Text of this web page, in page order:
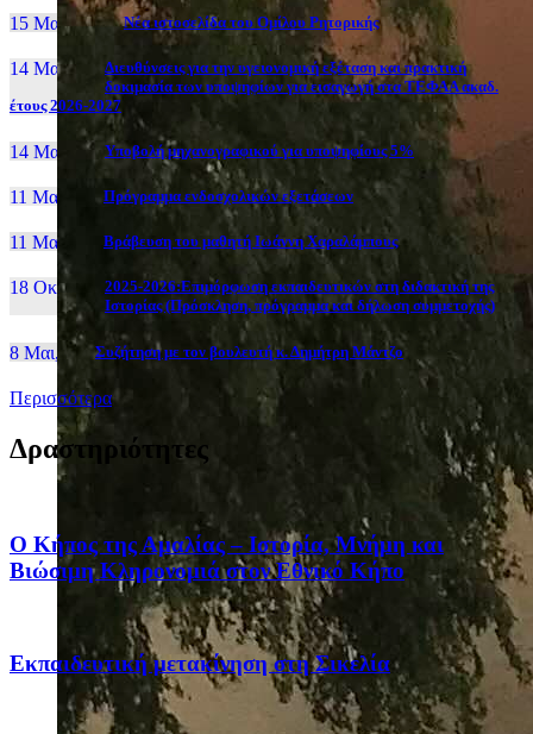
15 Μαι, 2026 Νέα ιστοσελίδα του Ομίλου Ρητορικής
14 Μαι, 26
Διευθύνσεις για την υγειονομική εξέταση και πρακτική
δοκιμασία των υποψηφίων για εισαγωγή στα ΤΕΦΑΑ ακαδ.
έτους 2026-2027
14 Μαι, 26 Yποβολή μηχανογραφικού για υποψηφίους 5%
11 Μαι, 26 Πρόγραμμα ενδοσχολικών εξετάσεων
11 Μαι, 26 Βράβευση του μαθητή Ιωάννη Χαραλάμπους
18 Οκτ, 25
2025-2026:Επιμόρφωση εκπαιδευτικών στη διδακτική της
Ιστορίας (Πρόσκληση, πρόγραμμα και δήλωση συμμετοχής)
8 Μαι, 26 Συζήτηση με τον βουλευτή κ. Δημήτρη Μάντζο
Περισσότερα
Δραστηριότητες
Ο Κήπος της Αμαλίας – Ιστορία, Μνήμη και
Βιώσιμη Κληρονομιά στον Εθνικό Κήπο
Eκπαιδευτική μετακίνηση στη Σικελία